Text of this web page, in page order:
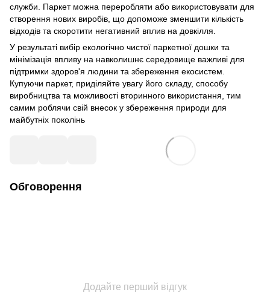
служби. Паркет можна переробляти або використовувати для
створення нових виробів, що допоможе зменшити кількість
відходів та скоротити негативний вплив на довкілля.
У результаті вибір екологічно чистої паркетної дошки та
мінімізація впливу на навколишнє середовище важливі для
підтримки здоров'я людини та збереження екосистем.
Купуючи паркет, приділяйте увагу його складу, способу
виробництва та можливості вторинного використання, тим
самим роблячи свій внесок у збереження природи для
майбутніх поколінь
Обговорення
Додайте перший відгук